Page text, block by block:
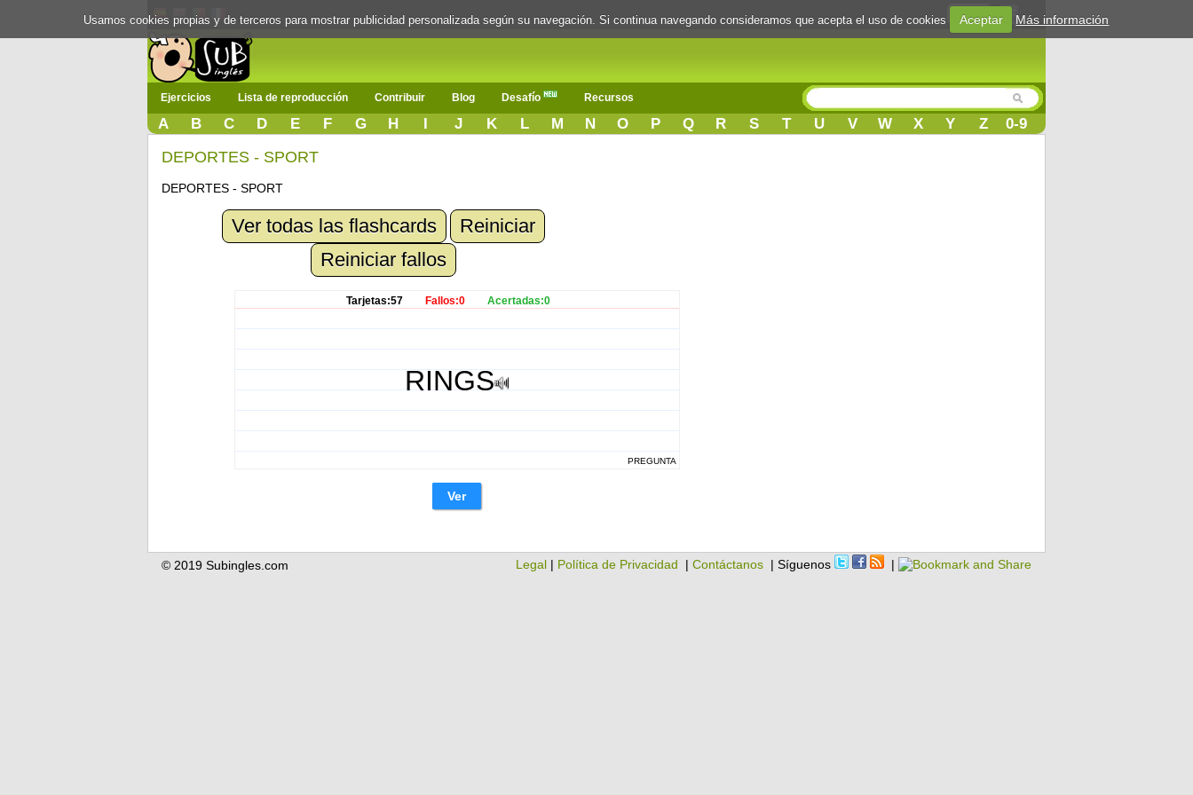
Login
Ejercicios Lista de reproducción Contribuir Blog Desafío Recursos
A B C D E F G H I J K L M N O P Q R S T U V W X Y Z 0-9
DEPORTES - SPORT
DEPORTES - SPORT
Ver todas las flashcards
Reiniciar
Reiniciar fallos
Tarjetas:57 Fallos:0 Acertadas:0
RINGS
PREGUNTA
Ver
Legal | Política de Privacidad | Contáctanos | Síguenos |
© 2019 Subingles.com
Usamos cookies propias y de terceros para mostrar publicidad personalizada según su navegación. Si continua navegando consideramos que acepta el uso de cookies Aceptar Más información